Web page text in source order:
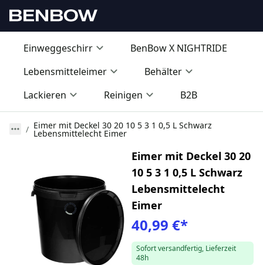
Einweggeschirr
BenBow X NIGHTRIDE
Lebensmitteleimer
Behälter
Lackieren
Reinigen B2B
Eimer mit Deckel 30 20 10 5 3 1 0,5 L Schwarz
Lebensmittelecht Eimer
Eimer mit Deckel 30 20
10 5 3 1 0,5 L Schwarz
Lebensmittelecht
Eimer
40,99 €*
Sofort versandfertig, Lieferzeit
48h